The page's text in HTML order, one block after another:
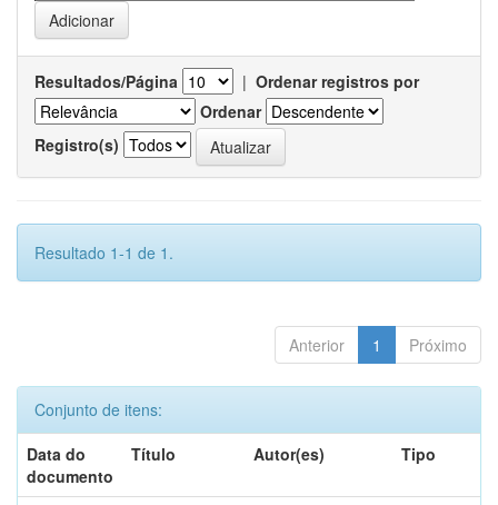
Resultados/Página | Ordenar registros por
Ordenar
Registro(s)
Resultado 1-1 de 1.
Anterior 1 Próximo
Conjunto de itens:
Data do
documento
Título Autor(es) Tipo